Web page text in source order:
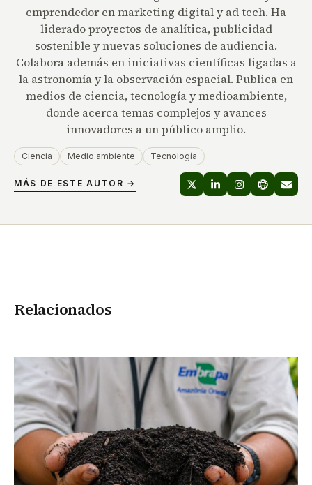
emprendedor en marketing digital y ad tech. Ha
liderado proyectos de analítica, publicidad
sostenible y nuevas soluciones de audiencia.
Colabora además en iniciativas científicas ligadas a
la astronomía y la observación espacial. Publica en
medios de ciencia, tecnología y medioambiente,
donde acerca temas complejos y avances
innovadores a un público amplio.
Ciencia Medio ambiente Tecnología
MÁS DE ESTE AUTOR →
Relacionados